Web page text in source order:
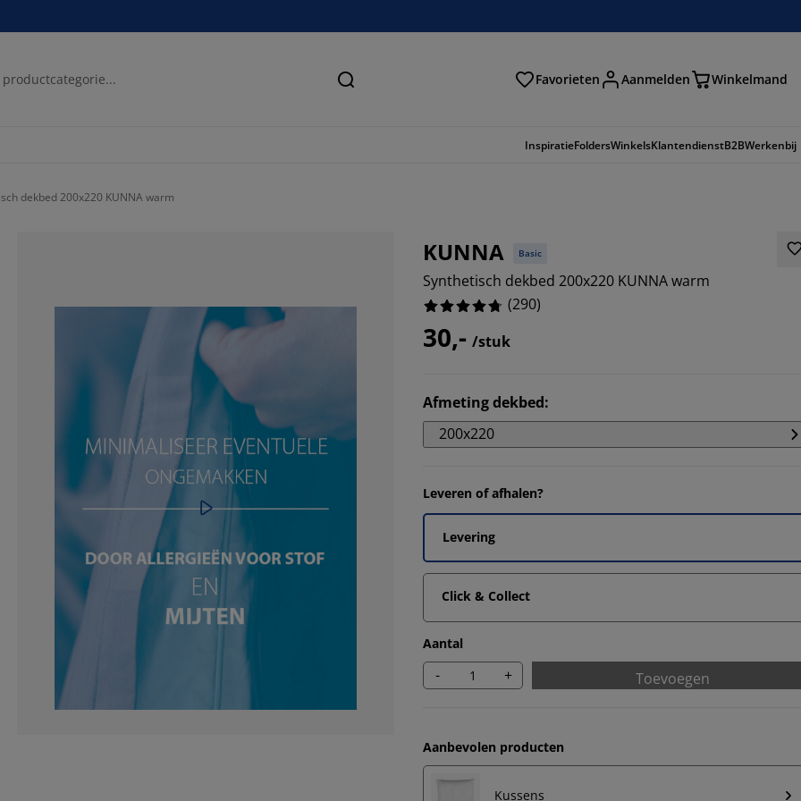
Zoeken Favorieten Aanmelden Winkelmand
InspiratieFoldersWinkelsKlantendienstB2BWerkenbij
dekbed 200x220 KUNNA warm
KUNNA Basic
Synthetisch dekbed 200x220 KUNNA warm
(290)
30,- /stuk
Afmeting dekbed:
200x220
Leveren of afhalen?
Levering
Click & Collect
Aantal
- + Toevoegen
Aanbevolen producten
Kussens
14.827586206896552%
2.7586206896551726%
1.0344827586206897%